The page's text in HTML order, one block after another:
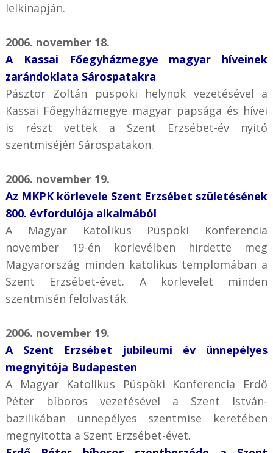
lelkinapján.
2006. november 18.
A Kassai Főegyházmegye magyar híveinek
zarándoklata Sárospatakra
Pásztor Zoltán püspöki helynök vezetésével a
Kassai Főegyházmegye magyar papsága és hívei
is részt vettek a Szent Erzsébet-év nyitó
szentmiséjén Sárospatakon.
2006. november 19.
Az MKPK körlevele Szent Erzsébet születésének
800. évfordulója alkalmából
A Magyar Katolikus Püspöki Konferencia
november 19-én körlevélben hirdette meg
Magyarország minden katolikus templomában a
Szent Erzsébet-évet. A körlevelet minden
szentmisén felolvasták.
2006. november 19.
A Szent Erzsébet jubileumi év ünnepélyes
megnyitója Budapesten
A Magyar Katolikus Püspöki Konferencia Erdő
Péter bíboros vezetésével a Szent István-
bazilikában ünnepélyes szentmise keretében
megnyitotta a Szent Erzsébet-évet.